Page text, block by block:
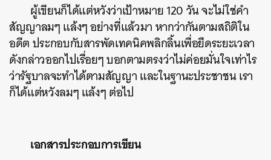
ผู้เขียนก็ได้แต่หวังว่าเป้าหมาย 120 วัน จะไม่ใช่คำ
สัญญาลมๆ แล้งๆ อย่างที่แล้วมา หากว่ากันตามสถิติใน
อดีต ประกอบกับสารพัดเทคนิคพลิกลิ้นเพื่อยืดระยะเวลา
ดังกล่าวออกไปเรื่อยๆ บอกตามตรงว่าไม่ค่อยมั่นใจเท่าไร
ว่ารัฐบาลจะทำได้ตามสัญญา และในฐานะประชาชน เรา
ก็ได้แต่หวังลมๆ แล้งๆ ต่อไป
เอกสารประกอบการเขียน